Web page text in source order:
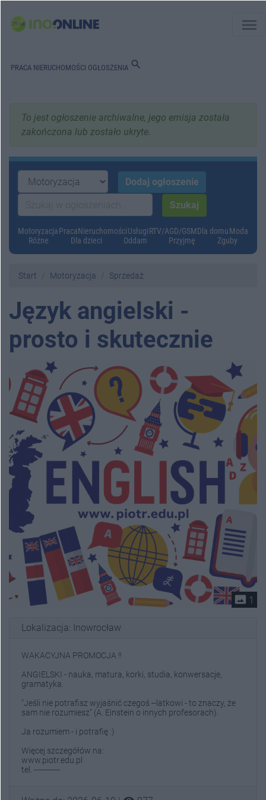
menu
PRACA NIERUCHOMOŚCI OGŁOSZENIA search
To jest ogłoszenie archiwalne, jego emisja została
zakończona lub zostało ukryte.
MotoryzacjaPracaNieruchomościUsługiRTV/AGD/GSMDla domuModa
Różne
Dla dzieci Oddam Przyjmę Zguby
Start Motoryzacja Sprzedaż
Język angielski -
prosto i skutecznie
photo_size_select_actual 1
Lokalizacja: Inowrocław
WAKACYJNA PROMOCJA !!
ANGIELSKI - nauka, matura, korki, studia, konwersacje,
gramatyka.
"Jeśli nie potrafisz wyjaśnić czegoś --latkowi - to znaczy, że
sam nie rozumiesz" (A. Einstein o innych profesorach).
Ja rozumiem - i potrafię :)
Więcej szczegółów na:
www.piotr.edu.pl
tel. -----------